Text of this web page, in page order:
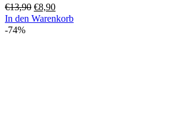
€13,90 Ursprünglicher
Preis
€8,90Aktueller
Preis
In den Warenkorb
-74%